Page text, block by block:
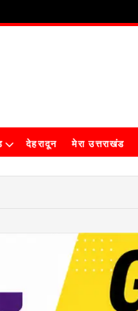
देहरादून मेरा उत्तराखंड